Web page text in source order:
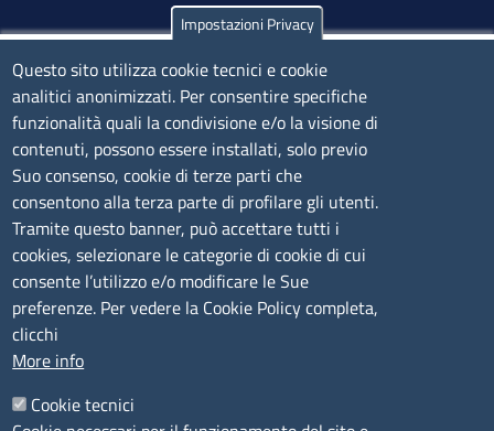
Olbia
Via Nanni 43 - 07026 Olbia
Tel. 0789 66122 | 0789 69580
mail:ufficio.olbia@ss.camcom.it
lunedì al venerdì: 9,00 - 12,00; lunedì pomeriggio: 16,00
- 17,00
CONTATTI
Camera di Commercio, Industria, Artigianato e
Agricoltura di Sassari
P.IVA01047570906
Impostazioni Privacy
Questo sito utilizza cookie tecnici e cookie
analitici anonimizzati. Per consentire specifiche
funzionalità quali la condivisione e/o la visione di
contenuti, possono essere installati, solo previo
Suo consenso, cookie di terze parti che
consentono alla terza parte di profilare gli utenti.
Tramite questo banner, può accettare tutti i
cookies, selezionare le categorie di cookie di cui
consente l’utilizzo e/o modificare le Sue
preferenze. Per vedere la Cookie Policy completa,
clicchi
More info
Cookie tecnici